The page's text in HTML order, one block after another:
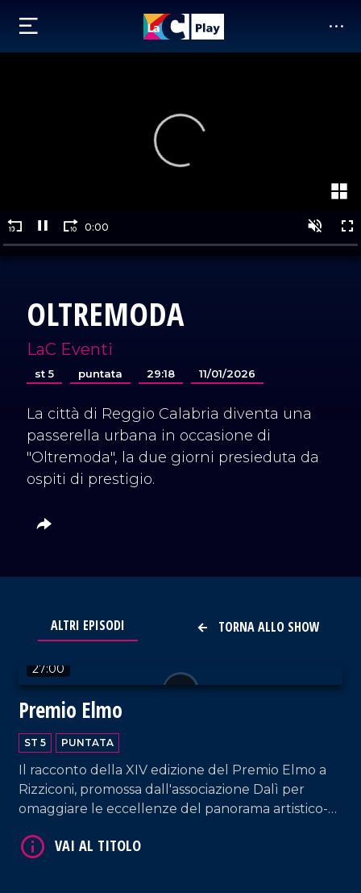
OLTREMODA
LaC Eventi
st 5 puntata 29:18 11/01/2026
La città di Reggio Calabria diventa una
passerella urbana in occasione di
"Oltremoda", la due giorni presieduta da
ospiti di prestigio.
TORNA ALLO SHOW
ALTRI EPISODI
27:00
Premio Elmo
ST 5 PUNTATA
Il racconto della XIV edizione del Premio Elmo a
Rizziconi, promossa dall'associazione Dalì per
omaggiare le eccellenze del panorama artistico-